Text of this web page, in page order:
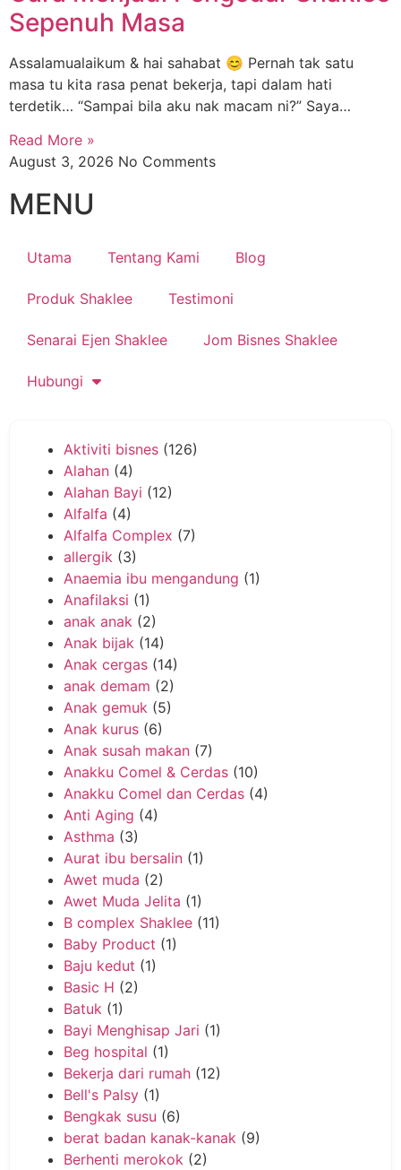
Sepenuh Masa
Assalamualaikum & hai sahabat 😊 Pernah tak satu
masa tu kita rasa penat bekerja, tapi dalam hati
terdetik… “Sampai bila aku nak macam ni?” Saya…
Read More »
August 3, 2026 No Comments
MENU
Utama Tentang Kami Blog
Produk Shaklee Testimoni
Senarai Ejen Shaklee Jom Bisnes Shaklee
Hubungi
Aktiviti bisnes (126)
Alahan (4)
Alahan Bayi (12)
Alfalfa (4)
Alfalfa Complex (7)
allergik (3)
Anaemia ibu mengandung (1)
Anafilaksi (1)
anak anak (2)
Anak bijak (14)
Anak cergas (14)
anak demam (2)
Anak gemuk (5)
Anak kurus (6)
Anak susah makan (7)
Anakku Comel & Cerdas (10)
Anakku Comel dan Cerdas (4)
Anti Aging (4)
Asthma (3)
Aurat ibu bersalin (1)
Awet muda (2)
Awet Muda Jelita (1)
B complex Shaklee (11)
Baby Product (1)
Baju kedut (1)
Basic H (2)
Batuk (1)
Bayi Menghisap Jari (1)
Beg hospital (1)
Bekerja dari rumah (12)
Bell's Palsy (1)
Bengkak susu (6)
berat badan kanak-kanak (9)
Berhenti merokok (2)